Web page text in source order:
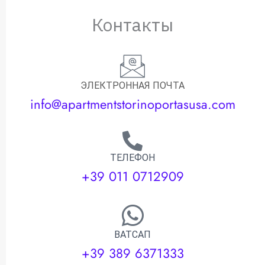
Контакты
ЭЛЕКТРОННАЯ ПОЧТА
info@apartmentstorinoportasusa.com
ТЕЛЕФОН
+39 011 0712909
ВАТСАП
+39 389 6371333